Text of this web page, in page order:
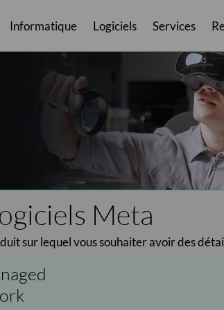
Casques Desktop
Recharges
Smart'Case - Multi
Ordinateurs fixes
Informatique
Logiciels Pico
Logiciels
Services Après-Vente
Services
Meta
sur lequel vous souhaiter avoir des